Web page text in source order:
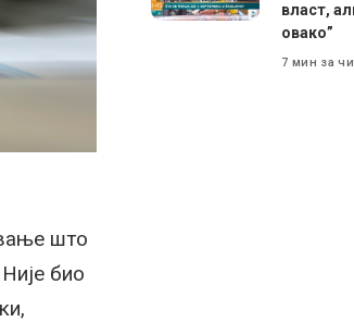
што
био
власт,
овако”
7 мин за